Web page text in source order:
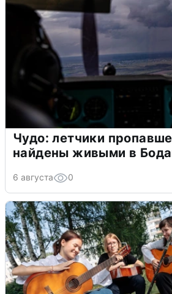
Чудо: летчики
найдены живыми в
6 августа 0